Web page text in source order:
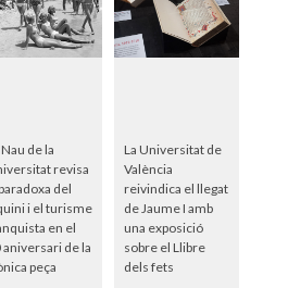
Nau de la
revisa
del
i el turisme
en el
aniversari de la
peça
La Universitat de
València
reivindica el llegat
de Jaume I amb
una exposició
sobre el Llibre
dels fets